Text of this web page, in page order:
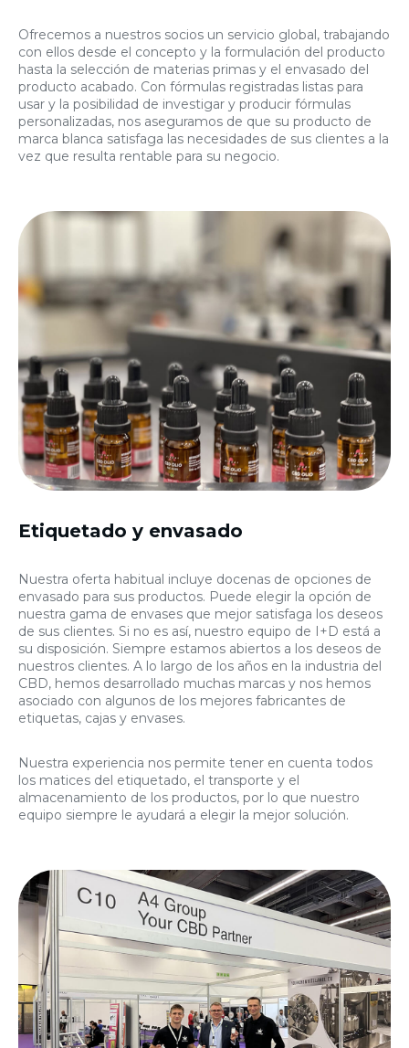
Ofrecemos a nuestros socios un servicio global, trabajando
con ellos desde el concepto y la formulación del producto
hasta la selección de materias primas y el envasado del
producto acabado. Con fórmulas registradas listas para
usar y la posibilidad de investigar y producir fórmulas
personalizadas, nos aseguramos de que su producto de
marca blanca satisfaga las necesidades de sus clientes a la
vez que resulta rentable para su negocio.
Etiquetado y envasado
Nuestra oferta habitual incluye docenas de opciones de
envasado para sus productos. Puede elegir la opción de
nuestra gama de envases que mejor satisfaga los deseos
de sus clientes. Si no es así, nuestro equipo de I+D está a
su disposición. Siempre estamos abiertos a los deseos de
nuestros clientes. A lo largo de los años en la industria del
CBD, hemos desarrollado muchas marcas y nos hemos
asociado con algunos de los mejores fabricantes de
etiquetas, cajas y envases.
Nuestra experiencia nos permite tener en cuenta todos
los matices del etiquetado, el transporte y el
almacenamiento de los productos, por lo que nuestro
equipo siempre le ayudará a elegir la mejor solución.